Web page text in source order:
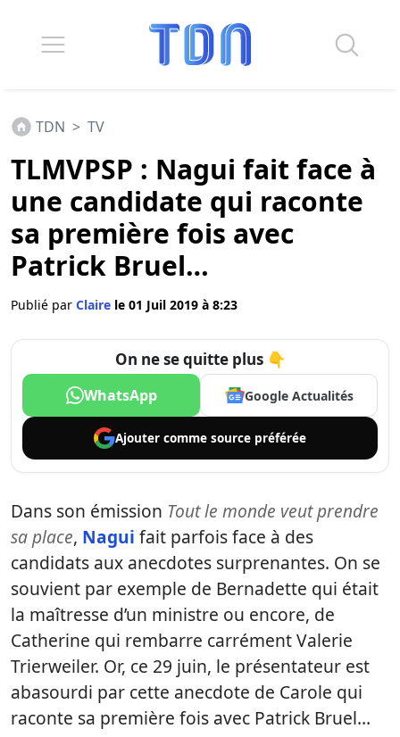
TDN > TV
TLMVPSP : Nagui fait face à
une candidate qui raconte
sa première fois avec
Patrick Bruel…
Publié par Claire le 01 Juil 2019 à 8:23
On ne se quitte plus 👇
WhatsApp Google Actualités
Ajouter comme source préférée
Dans son émission Tout le monde veut prendre
sa place, Nagui fait parfois face à des
candidats aux anecdotes surprenantes. On se
souvient par exemple de Bernadette qui était
la maîtresse d’un ministre ou encore, de
Catherine qui rembarre carrément Valerie
Trierweiler. Or, ce 29 juin, le présentateur est
abasourdi par cette anecdote de Carole qui
raconte sa première fois avec Patrick Bruel…